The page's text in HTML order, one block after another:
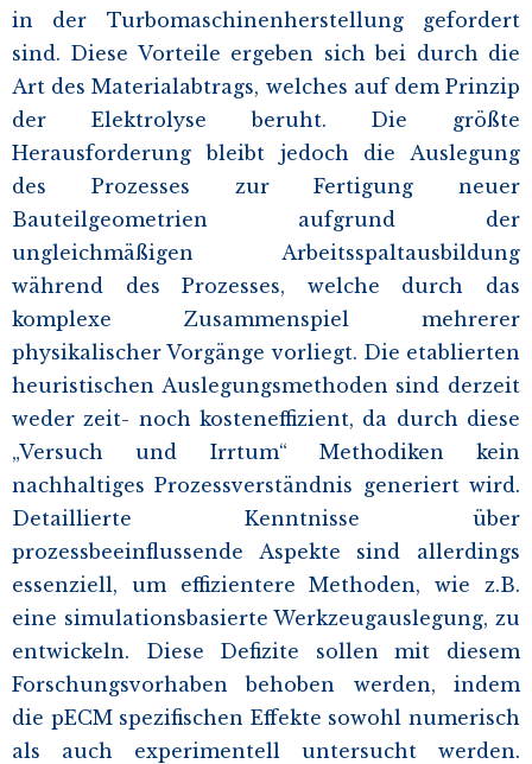
in der Turbomaschinenherstellung gefordert
sind. Diese Vorteile ergeben sich bei durch die
Art des Materialabtrags, welches auf dem Prinzip
der Elektrolyse beruht. Die größte
Herausforderung bleibt jedoch die Auslegung
des Prozesses zur Fertigung neuer
Bauteilgeometrien aufgrund der
ungleichmäßigen Arbeitsspaltausbildung
während des Prozesses, welche durch das
komplexe Zusammenspiel mehrerer
physikalischer Vorgänge vorliegt. Die etablierten
heuristischen Auslegungsmethoden sind derzeit
weder zeit- noch kosteneffizient, da durch diese
„Versuch und Irrtum“ Methodiken kein
nachhaltiges Prozessverständnis generiert wird.
Detaillierte Kenntnisse über
prozessbeeinflussende Aspekte sind allerdings
essenziell, um effizientere Methoden, wie z.B.
eine simulationsbasierte Werkzeugauslegung, zu
entwickeln. Diese Defizite sollen mit diesem
Forschungsvorhaben behoben werden, indem
die pECM spezifischen Effekte sowohl numerisch
als auch experimentell untersucht werden.